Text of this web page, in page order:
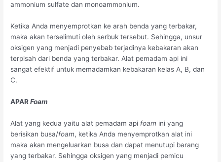
ammonium sulfate dan monoammonium.
Ketika Anda menyemprotkan ke arah benda yang terbakar,
maka akan terselimuti oleh serbuk tersebut. Sehingga, unsur
oksigen yang menjadi penyebab terjadinya kebakaran akan
terpisah dari benda yang terbakar. Alat pemadam api ini
sangat efektif untuk memadamkan kebakaran kelas A, B, dan
C.
APARFoam
Alat yang kedua yaitu alat pemadam api foam ini yang
berisikan busa/foam, ketika Anda menyemprotkan alat ini
maka akan mengeluarkan busa dan dapat menutupi barang
yang terbakar. Sehingga oksigen yang menjadi pemicu